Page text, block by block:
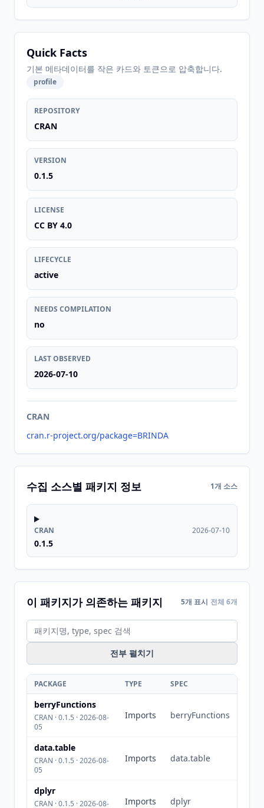
Quick Facts
기본 메타데이터를 작은 카드와 토큰으로 압축합니다.
profile
REPOSITORY
CRAN
VERSION
0.1.5
LICENSE
CC BY 4.0
LIFECYCLE
active
NEEDS COMPILATION
no
LAST OBSERVED
2026-07-10
CRAN
cran.r-project.org/package=BRINDA
수집 소스별 패키지 정보 1개 소스
CRAN
0.1.5
2026-07-10
이 패키지가 의존하는 패키지 5개 표시 전체 6개
전부 펼치기
PACKAGE TYPE SPEC
berryFunctions
CRAN · 0.1.5 · 2026-08-
05
Imports berryFunctions
data.table
CRAN · 0.1.5 · 2026-08-
05
Imports data.table
dplyr
CRAN · 0.1.5 · 2026-08- Imports dplyr